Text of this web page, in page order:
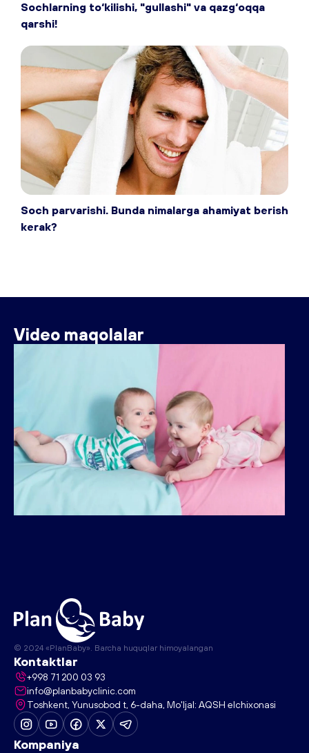
Sochlarning to‘kilishi, "gullashi" va qazg‘oqqa
qarshi!
Soch parvarishi. Bunda nimalarga ahamiyat berish
kerak?
Video maqolalar
© 2024 «PlanBaby». Barcha huquqlar himoyalangan
Kontaktlar
+998 71 200 03 93
info@planbabyclinic.com
Toshkent, Yunusobod t, 6-daha, Mo'ljal: AQSH elchixonasi
Kompaniya